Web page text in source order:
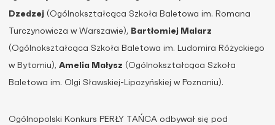
Dzedzej (Ogólnokształcąca Szkoła Baletowa im. Romana
Turczynowicza w Warszawie), Bartłomiej Malarz
(Ogólnokształcąca Szkoła Baletowa im. Ludomira Różyckiego
w Bytomiu), Amelia Małysz (Ogólnokształcąca Szkoła
Baletowa im. Olgi Sławskiej-Lipczyńskiej w Poznaniu).
Ogólnopolski Konkurs PERŁY TAŃCA odbywał się pod